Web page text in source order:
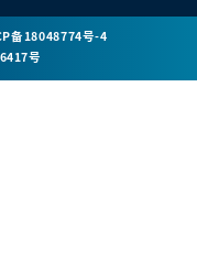
备18048774号-4
号